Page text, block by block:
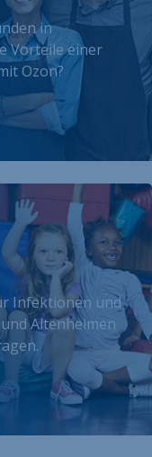
in
Vorteile einer
Ozon?
Infektionen und
Altenheimen